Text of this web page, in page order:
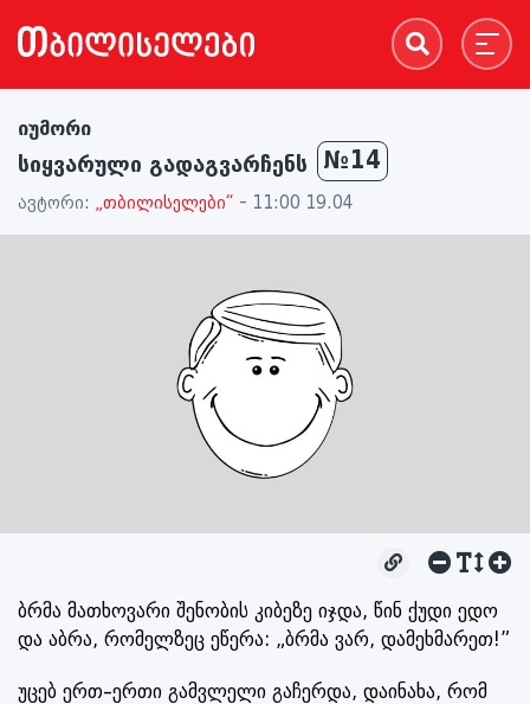
იუმორი
სიყვარული გადაგვარჩენს №14
ავტორი: „თბილისელები“ - 11:00 19.04
ბრმა მათხოვარი შენობის კიბეზე იჯდა, წინ ქუდი ედო
და აბრა, რომელზეც ეწერა: „ბრმა ვარ, დამეხმარეთ!”
უცებ ერთ–ერთი გამვლელი გაჩერდა, დაინახა, რომ